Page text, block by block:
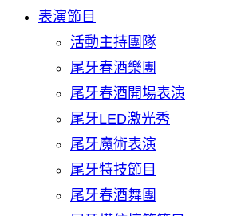
表演節目
活動主持團隊
尾牙春酒樂團
尾牙春酒開場表演
尾牙LED激光秀
尾牙魔術表演
尾牙特技節目
尾牙春酒舞團